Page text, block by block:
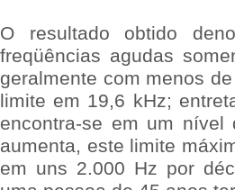
O resultado obtido
freqüências agudas
geralmente com menos
limite em 19,6 kHz;
encontra-se em um
aumenta, este limite
em uns 2.000 Hz por